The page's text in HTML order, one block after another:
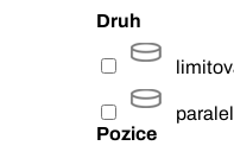
Druh
Pozice